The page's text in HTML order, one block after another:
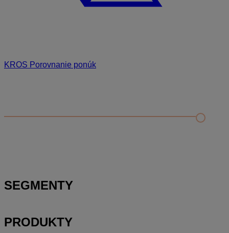
KROS Porovnanie ponúk
Nastavenie šanónov
SEGMENTY
PRODUKTY